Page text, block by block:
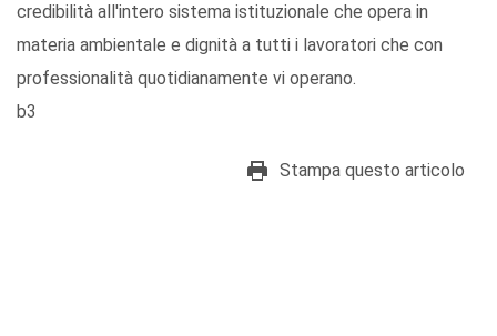
credibilità all'intero sistema istituzionale che opera in
materia ambientale e dignità a tutti i lavoratori che con
professionalità quotidianamente vi operano.
b3
Stampa questo articolo